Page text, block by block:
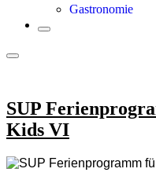
Gastronomie
SUP
Kids VI